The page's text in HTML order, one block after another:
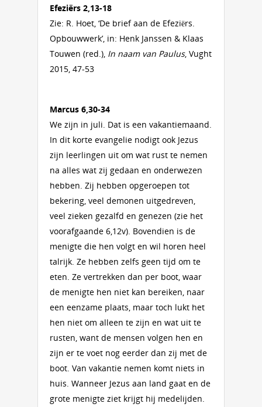
Efeziërs 2,13-18
Zie: R. Hoet, ‘De brief aan de Efeziërs.
Opbouwwerk’, in: Henk Janssen & Klaas
Touwen (red.), In naam van Paulus, Vught
2015, 47-53
Marcus 6,30-34
We zijn in juli. Dat is een vakantiemaand.
In dit korte evangelie nodigt ook Jezus
zijn leerlingen uit om wat rust te nemen
na alles wat zij gedaan en onderwezen
hebben. Zij hebben opgeroepen tot
bekering, veel demonen uitgedreven,
veel zieken gezalfd en genezen (zie het
voorafgaande 6,12v). Bovendien is de
menigte die hen volgt en wil horen heel
talrijk. Ze hebben zelfs geen tijd om te
eten. Ze vertrekken dan per boot, waar
de menigte hen niet kan bereiken, naar
een eenzame plaats, maar toch lukt het
hen niet om alleen te zijn en wat uit te
rusten, want de mensen volgen hen en
zijn er te voet nog eerder dan zij met de
boot. Van vakantie nemen komt niets in
huis. Wanneer Jezus aan land gaat en de
grote menigte ziet krijgt hij medelijden.